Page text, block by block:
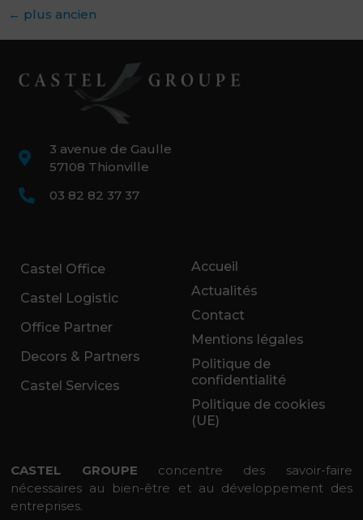
← plus ancien
3 avenue de Gaulle
57108 Thionville
03 82 82 37 37
Castel Office
Castel Logistic
Office Partner
Decors & Partners
Castel Services
Accueil
Actualités
Contact
Mentions légales
Politique de
confidentialité
Politique de cookies
(UE)
CASTEL GROUPE concentre des savoir-faire
nécessaires au bien-être et au développement des
entreprises.